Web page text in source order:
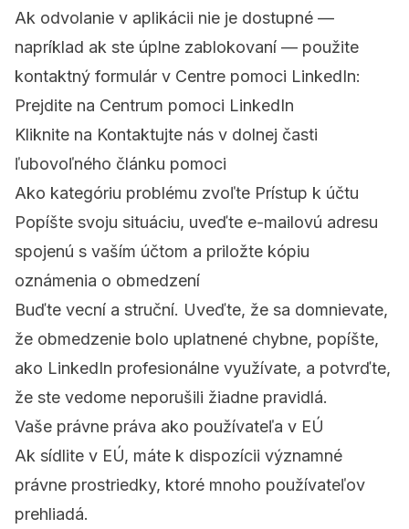
Ak odvolanie v aplikácii nie je dostupné —
napríklad ak ste úplne zablokovaní — použite
kontaktný formulár v Centre pomoci LinkedIn:
Prejdite na Centrum pomoci LinkedIn
Kliknite na Kontaktujte nás v dolnej časti
ľubovoľného článku pomoci
Ako kategóriu problému zvoľte Prístup k účtu
Popíšte svoju situáciu, uveďte e-mailovú adresu
spojenú s vaším účtom a priložte kópiu
oznámenia o obmedzení
Buďte vecní a struční. Uveďte, že sa domnievate,
že obmedzenie bolo uplatnené chybne, popíšte,
ako LinkedIn profesionálne využívate, a potvrďte,
že ste vedome neporušili žiadne pravidlá.
Vaše právne práva ako používateľa v EÚ
Ak sídlite v EÚ, máte k dispozícii významné
právne prostriedky, ktoré mnoho používateľov
prehliadá.